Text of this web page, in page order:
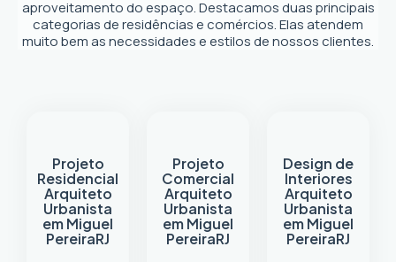
aproveitamento do espaço. Destacamos duas principais
categorias de residências e comércios. Elas atendem
muito bem as necessidades e estilos de nossos clientes.
Projeto
Residencial
Arquiteto
Urbanista
em Miguel
PereiraRJ
Projeto
Comercial
Arquiteto
Urbanista
em Miguel
PereiraRJ
Design de
Interiores
Arquiteto
Urbanista
em Miguel
PereiraRJ